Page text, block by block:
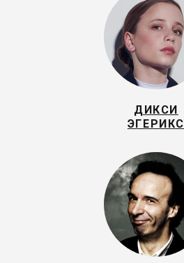
ДИКСИ
ЭГЕРИКС